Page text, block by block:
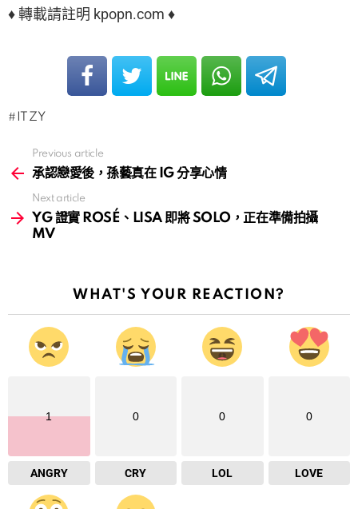
♦ 轉載請註明 kpopn.com ♦
ITZY
more
Previous article
承認戀愛後，孫藝真在 IG 分享心情
Next article
YG 證實 ROSÉ、LISA 即將 SOLO，正在準備拍攝
MV
WHAT'S YOUR REACTION?
1
ANGRY
0
CRY
0
LOL
0
LOVE